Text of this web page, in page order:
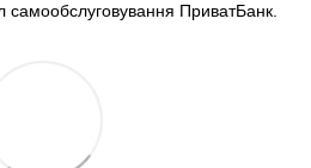
самообслуговування ПриватБанк.